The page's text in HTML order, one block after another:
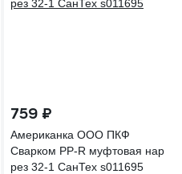
759 ₽
Американка ООО ПКФ
Сварком PP-R муфтовая нар
рез 32-1 СанТех s011695